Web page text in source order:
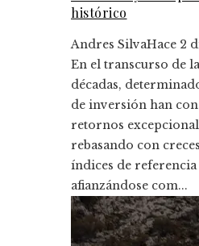
histórico
Andres SilvaHace 2
En el transcurso de
décadas,
de inversión han
retornos
rebasando con
índices de referencia
afianzándose com...